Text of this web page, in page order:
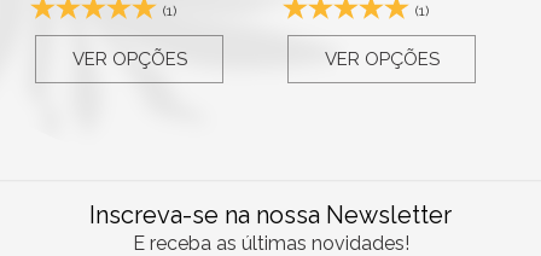
(1)
VER OPÇÕES
(1)
VER OPÇÕES
Inscreva-se na nossa Newsletter
E receba as últimas novidades!